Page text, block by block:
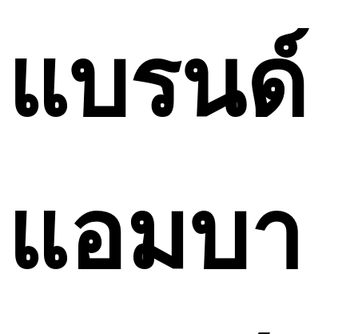
แบรนด์
แอมบา